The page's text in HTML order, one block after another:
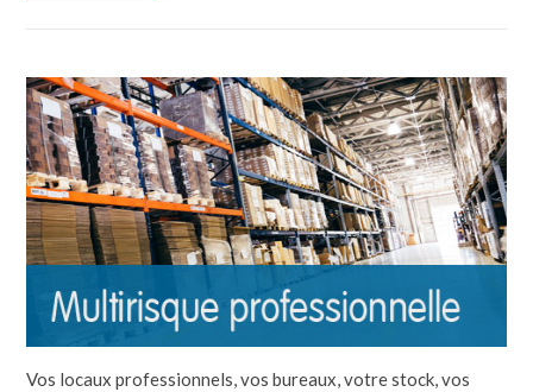
Vos locaux professionnels, vos bureaux, votre stock, vos